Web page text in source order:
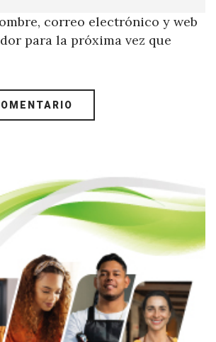
correo electrónico y web
para la próxima vez que